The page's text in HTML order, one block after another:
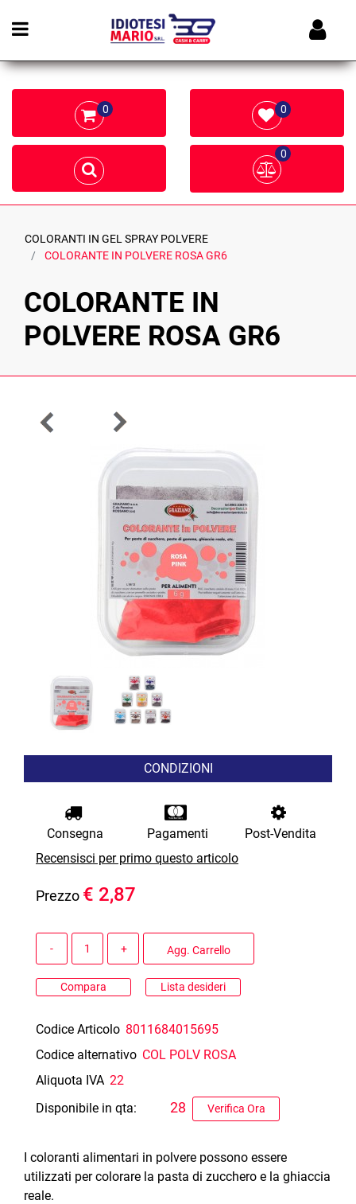
Open menu
0 0
0
COLORANTI IN GEL SPRAY POLVERE
COLORANTE IN POLVERE ROSA GR6
COLORANTE IN
POLVERE ROSA GR6
CONDIZIONI
Consegna Pagamenti
Post-Vendita
Recensisci per primo questo articolo
Prezzo € 2,87
Agg. Carrello
Compara Lista desideri
Codice Articolo 8011684015695
Codice alternativo COL POLV ROSA
Aliquota IVA 22
Disponibile in qta:
Verifica Ora
28
I coloranti alimentari in polvere possono essere
utilizzati per colorare la pasta di zucchero e la ghiaccia
reale.